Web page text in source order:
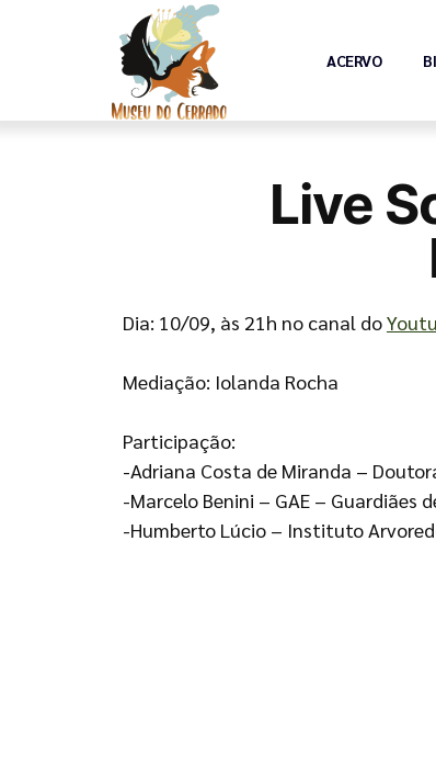
ACERVO
Live
Dia: 10/09, às 21h no canal do
Mediação: Iolanda Rocha
Participação:
-Adriana Costa de Miranda –
-Marcelo Benini – GAE – Guardiães
-Humberto Lúcio – Instituto